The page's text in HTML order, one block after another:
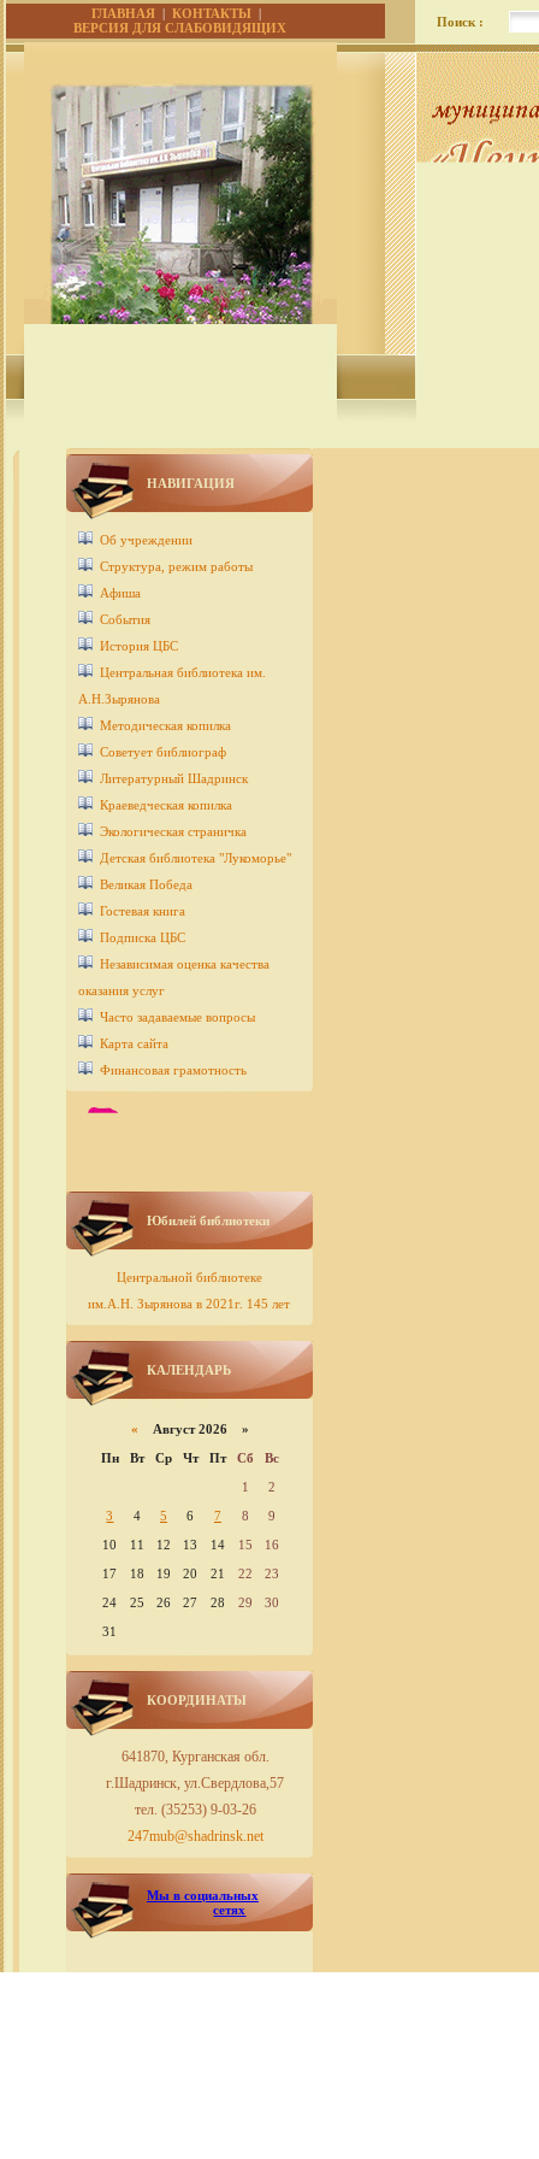
ГЛАВНАЯ |КОНТАКТЫ |
ВЕРСИЯ ДЛЯ СЛАБОВИДЯЩИХ
Поиск :
НАВИГАЦИЯ
Об учреждении
Структура, режим работы
Афиша
События
История ЦБС
Центральная библиотека им.
А.Н.Зырянова
Методическая копилка
Советует библиограф
Литературный Шадринск
Краеведческая копилка
Экологическая страничка
Детcкая библиотека "Лукоморье"
Великая Победа
Гостевая книга
Подписка ЦБС
Независимая оценка качества
оказания услуг
Часто задаваемые вопросы
Карта сайта
Финансовая грамотность
Юбилей библиотеки
Центральной библиотеке
им.А.Н. Зырянова в 2021г. 145 лет
КАЛЕНДАРЬ
« Август 2026 »
Пн
Вт Ср Чт Пт Сб
Вс
1
2
3
4 5 6 7 8
9
10
11 12 13 14 15
16
17
18 19 20 21 22
23
24
25 26 27 28 29
30
31
КООРДИНАТЫ
641870, Курганская обл.
г.Шадринск, ул.Свердлова,57
тел. (35253) 9-03-26
247mub@shadrinsk.net
Мы в социальных
сетях